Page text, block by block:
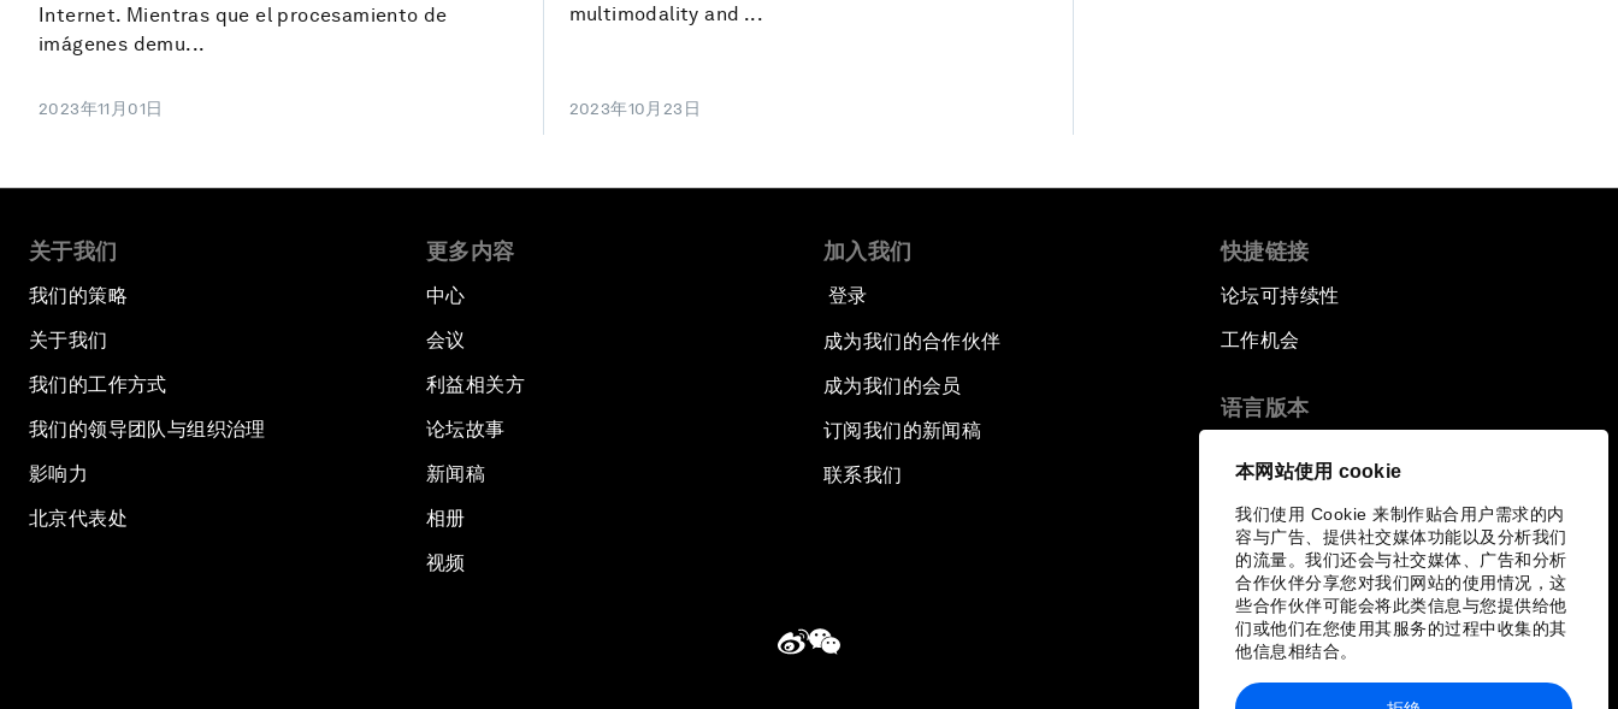
本网站使用 cookie
我们使用 Cookie 来制作贴合用户需求的内
容与广告、提供社交媒体功能以及分析我们
的流量。我们还会与社交媒体、广告和分析
合作伙伴分享您对我们网站的使用情况，这
些合作伙伴可能会将此类信息与您提供给他
们或他们在您使用其服务的过程中收集的其
他信息相结合。
Internet. Mientras que el procesamiento de
imágenes demu...
2023年11月01日
multimodality and ...
2023年10月23日
关于我们
我们的策略
关于我们
我们的工作方式
我们的领导团队与组织治理
影响力
北京代表处
更多内容
中心
会议
利益相关方
论坛故事
新闻稿
相册
视频
加入我们
登录
成为我们的合作伙伴
成为我们的会员
订阅我们的新闻稿
联系我们
快捷链接
论坛可持续性
工作机会
语言版本